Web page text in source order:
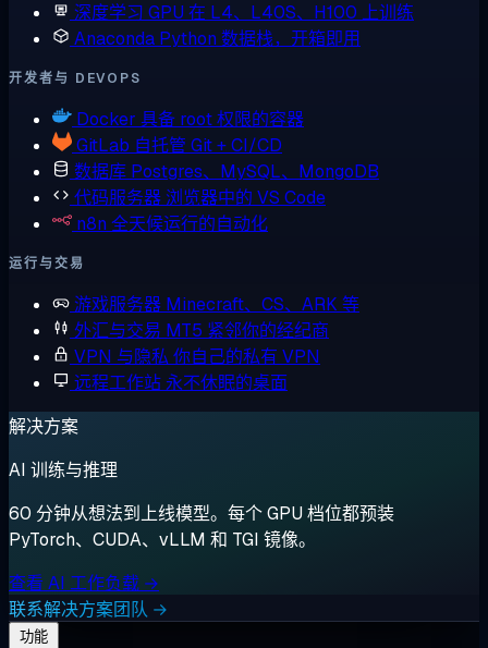
深度学习 GPU 在 L4、L40S、H100 上训练
Anaconda Python 数据栈，开箱即用
开发者与 DEVOPS
Docker 具备 root 权限的容器
GitLab 自托管 Git + CI/CD
数据库 Postgres、MySQL、MongoDB
代码服务器 浏览器中的 VS Code
n8n 全天候运行的自动化
运行与交易
游戏服务器 Minecraft、CS、ARK 等
外汇与交易 MT5 紧邻你的经纪商
VPN 与隐私 你自己的私有 VPN
远程工作站 永不休眠的桌面
解决方案
AI 训练与推理
60 分钟从想法到上线模型。每个 GPU 档位都预装
PyTorch、CUDA、vLLM 和 TGI 镜像。
查看 AI 工作负载 →
联系解决方案团队 →